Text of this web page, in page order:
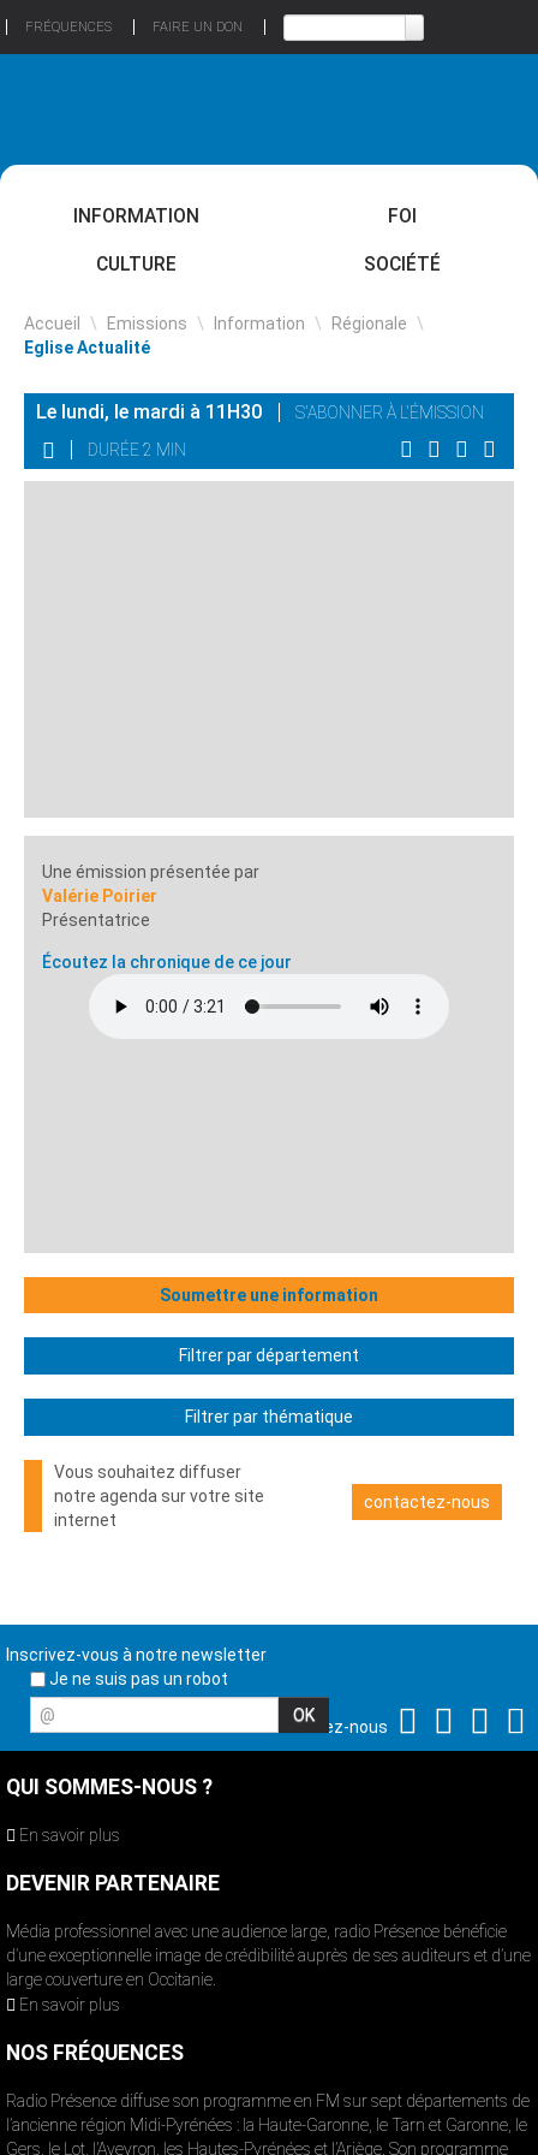
FRÉQUENCES FAIRE UN DON
INFORMATION FOI
CULTURE SOCIÉTÉ
Accueil \ Emissions \ Information \ Régionale \
Eglise Actualité
Le lundi, le mardi à 11H30
S'ABONNER À L'ÉMISSION
DURÉE 2 MIN
Une émission présentée par
Valérie Poirier
Présentatrice
Écoutez la chronique de ce jour
Soumettre une information
Filtrer par département
Filtrer par thématique
Vous souhaitez diffuser
notre agenda sur votre site
internet
contactez-nous
Inscrivez-vous à notre newsletter
Je ne suis pas un robot
@
Suivez-nous
QUI SOMMES-NOUS ?
En savoir plus
DEVENIR PARTENAIRE
Média professionnel avec une audience large, radio Présence bénéficie
d’une exceptionnelle image de crédibilité auprès de ses auditeurs et d’une
large couverture en Occitanie.
En savoir plus
NOS FRÉQUENCES
Radio Présence diffuse son programme en FM sur sept départements de
l’ancienne région Midi-Pyrénées : la Haute-Garonne, le Tarn et Garonne, le
Gers, le Lot, l’Aveyron, les Hautes-Pyrénées et l’Ariège. Son programme